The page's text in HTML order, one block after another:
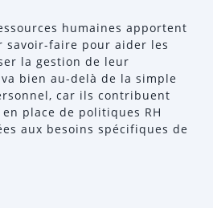
humaines apportent
savoir-faire pour aider les
la gestion de leur
bien au-delà de la simple
car ils contribuent
place de politiques RH
aux besoins spécifiques de